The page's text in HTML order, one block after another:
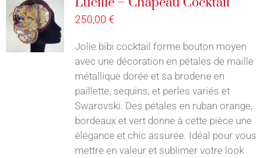
250,00 €
Jolie bibi cocktail forme bouton moyen
avec une décoration en pétales de maille
métallique dorée et sa broderie en
paillette, sequins, et perles variés et
Swarovski. Des pétales en ruban orange,
bordeaux et vert donne à cette pièce une
élégance et chic assurée. Idéal pour vous
mettre en valeur et sublimer votre look